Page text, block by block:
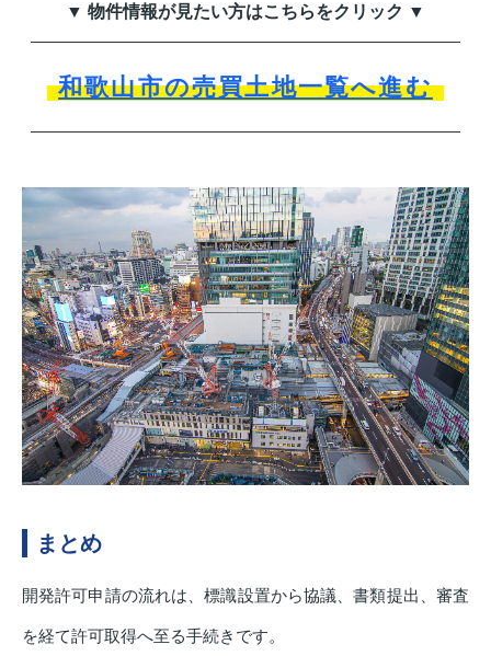
▼ 物件情報が見たい方はこちらをクリック ▼
和歌山市の売買土地一覧へ進む
まとめ
開発許可申請の流れは、標識設置から協議、書類提出、審査
を経て許可取得へ至る手続きです。